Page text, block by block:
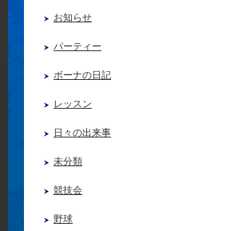
お知らせ
パーティー
ボーナの日記
レッスン
日々の出来事
未分類
競技会
野球